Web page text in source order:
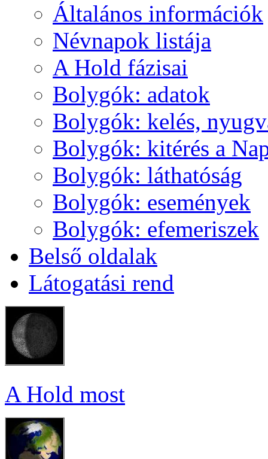
Ál­ta­lá­nos in­for­má­ci­ók
Név­na­pok lis­tá­ja
A Hold fá­zi­sai
Boly­gók: ada­tok
Boly­gók: ke­lés,
Boly­gók: ki­té­rés a
Boly­gók: lát­ha­tó­ság
Boly­gók: ese­mé­nyek
Boly­gók: efe­me­ri­szek
Bel­ső ol­da­lak
Lá­to­ga­tá­si rend
A Hold most